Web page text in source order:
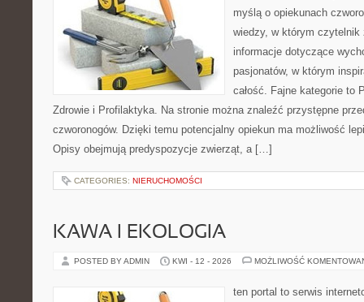
myślą o opiekunach
wiedzy, w którym czytelnik
informacje dotyczące
pasjonatów, w którym
całość. Fajne kategorie to
Zdrowie i Profilaktyka. Na stronie można znaleźć przystępne
czworonogów. Dzięki temu potencjalny opiekun ma możliwość
Opisy obejmują predyspozycje zwierząt, a […]
CATEGORIES: NIERUCHOMOŚCI
KAWA I EKOLOGIA
POSTED BY ADMIN KWI - 12 - 2026 MOŻLIWOŚĆ
ten portal to serwis